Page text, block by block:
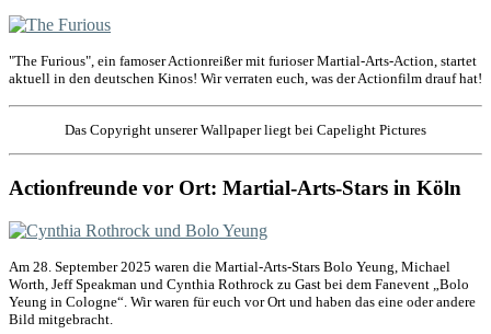
"The Furious", ein famoser Actionreißer mit furioser Martial-Arts-Action, startet
aktuell in den deutschen Kinos! Wir verraten euch, was der Actionfilm drauf hat!
Das Copyright unserer Wallpaper liegt bei Capelight Pictures
Actionfreunde vor Ort: Martial-Arts-Stars in Köln
Am 28. September 2025 waren die Martial-Arts-Stars Bolo Yeung, Michael
Worth, Jeff Speakman und Cynthia Rothrock zu Gast bei dem Fanevent „Bolo
Yeung in Cologne“. Wir waren für euch vor Ort und haben das eine oder andere
Bild mitgebracht.